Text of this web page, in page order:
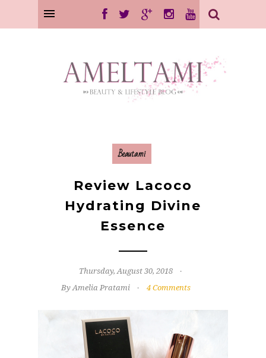
Beautami
Review Lacoco
Hydrating Divine
Essence
Thursday, August 30, 2018
By Amelia Pratami
4 Comments